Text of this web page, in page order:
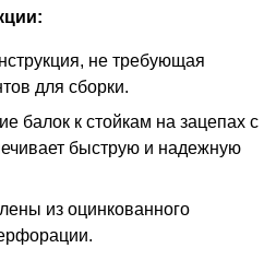
не требующая
для сборки.
балок к стойкам на зацепах с
быструю и надежную
из оцинкованного